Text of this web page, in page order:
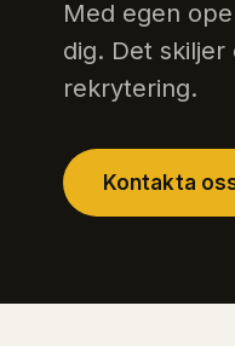
Med egen
dig. Det skiljer
rekrytering.
Kontakta